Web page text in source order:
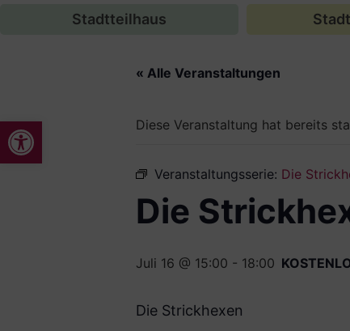
Werkzeugleiste öffnen
Stadtteilhaus
« Alle Veranstaltungen
Diese Veranstaltung hat bereits
Veranstaltungsserie: Die
Die
Juli 16 @ 15:00 - 18:00
Die Strickhexen